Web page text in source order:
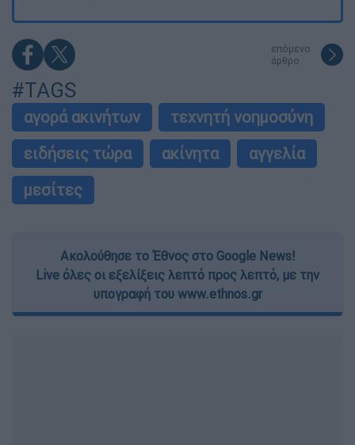
επόμενο
άρθρο
#TAGS
αγορά ακινήτων
τεχνητή νοημοσύνη
ειδήσεις τώρα
ακίνητα
αγγελία
μεσίτες
Ακολούθησε το Έθνος στο Google News!
Live όλες οι εξελίξεις λεπτό προς λεπτό, με την
υπογραφή του www.ethnos.gr